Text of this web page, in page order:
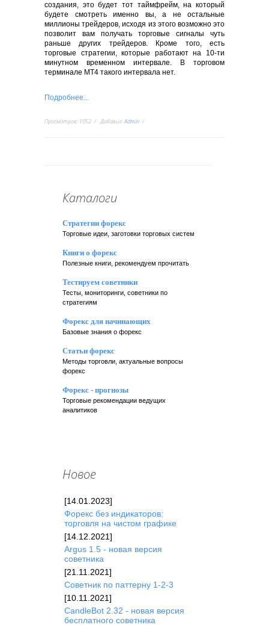
создания, это будет тот таймфрейм, на который
будете смотреть именно вы, а не остальные
миллионы трейдеров, исходя из этого возможно это
позволит вам получать торговые сигналы чуть
раньше других трейдеров. Кроме того, есть
торговые стратегии, которые работают на 10-ти
минутном временном интервале. В торговом
терминале МТ4 такого интервала нет.
Подробнее...
Просмотров: 1052 Добавил:Admin
Каталоги
Стратегии форекс
Торговые идеи, заготовки торговых систем
Книги о форекс
Полезные книги, рекомендуем прочитать
Тестируем советники
Тесты, мониторинги, советники по
стратегиям
Форекс для начинающих
Базовые знания о форекс
Статьи форекс
Методы торговли, актуальные вопросы
форекс
Форекс - прогнозы
Торговые рекомендации ведущих
аналитиков
Новое
[14.01.2023]
Форекc без индикаторов:
торговля на чистом графике
[14.12.2021]
Argus 1.5 - новая версия
советника
[21.11.2021]
Советник по паттерну 1-2-3
[10.11.2021]
CandleBot 2.32 - новая версия
бесплатного советника